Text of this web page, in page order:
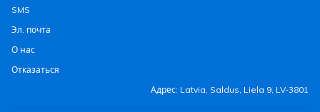
SMS
Эл. почта
О нас
Отказаться
Адрес: Latvia, Saldus, Liela 9, LV-3801